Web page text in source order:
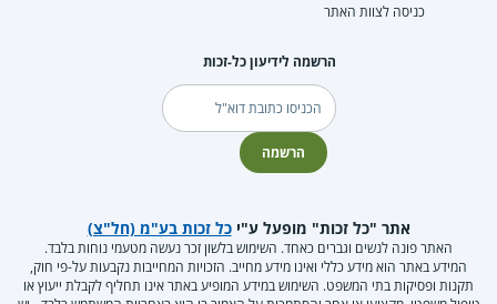
כניסה לצוות האתר
הרשמה לידיעון כל-זכות
דוא"ל
הרשמה
אתר "כל זכות" מופעל ע"יכל זכות בע"מ (חל"צ)
האתר פונה לנשים וגברים כאחד. השימוש בלשון זכר נעשה מטעמי נוחות בלבד.
המידע באתר הוא מידע כללי ואינו מידע מחייב. הזכויות המחייבות נקבעות על-פי חוק,
תקנות ופסיקות בתי המשפט. השימוש במידע המופיע באתר אינו תחליף לקבלת ייעוץ או